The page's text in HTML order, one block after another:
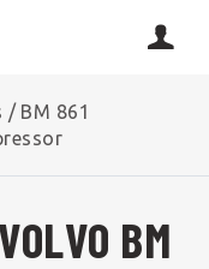
/ BM 861
BM